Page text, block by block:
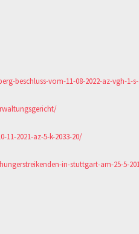
beschluss-vom-11-08-2022-az-vgh-1-
2021-az-5-k-2033-20/
in-stuttgart-am-25-5-